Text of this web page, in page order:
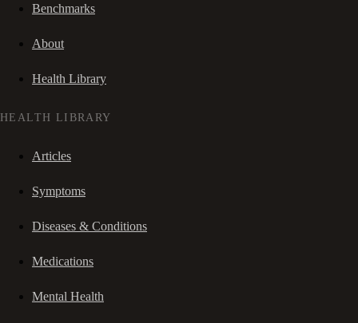
Benchmarks
About
Health Library
HEALTH LIBRARY
Articles
Symptoms
Diseases & Conditions
Medications
Mental Health